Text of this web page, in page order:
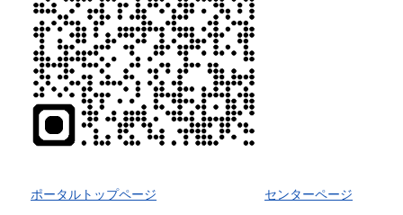
ポータルトップページ センターページ